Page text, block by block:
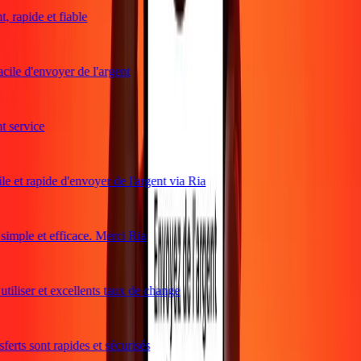
et fiable
d'envoyer de l'argent
et rapide d'envoyer de l'argent via Ria
et efficace. Merci Ria
et excellents taux de change
sont rapides et sécurisés